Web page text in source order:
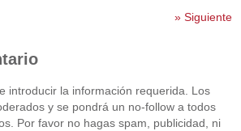
»Siguiente
introducir la información requerida. Los
y se pondrá un no-follow a todos
Por favor no hagas spam, publicidad, ni